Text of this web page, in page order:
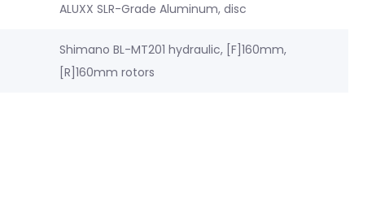
ALUXX SLR-Grade Aluminum, disc
Shimano BL-MT201 hydraulic, [F]160mm,
[R]160mm rotors